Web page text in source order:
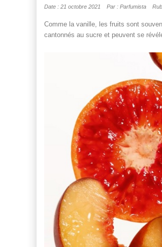
Date : 21 octobre 2021 Par : Parfumista
Comme la vanille, les fruits sont
cantonnés au sucre et peuvent se